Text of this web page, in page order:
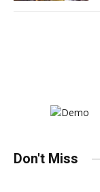
Don't Miss